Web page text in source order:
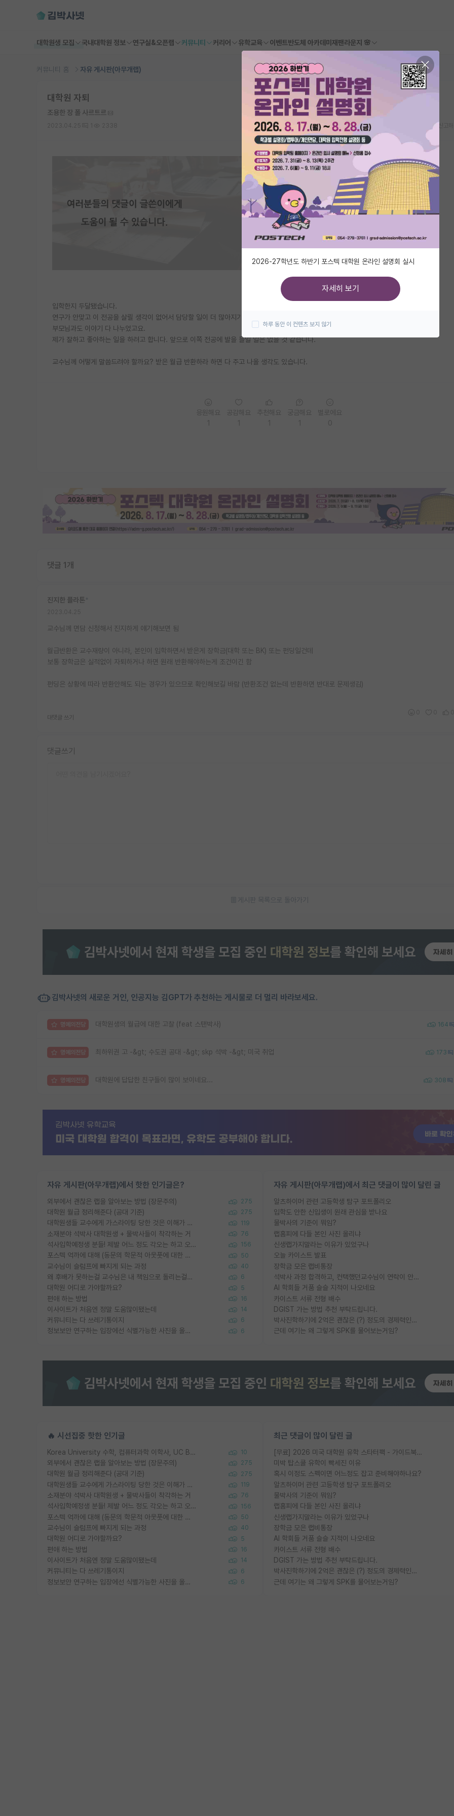
대학원생 모집 국내대학원 정보 연구실&오픈랩 커뮤니티 커리어 유학교육 이벤트반도체 아카데미 재팬라운지 🌸
커뮤니티 홈 자유 게시판(아무개랩)
대학원 자퇴
조용한 장 폴 사르트르
입학한지 두달됐습니다.
연구가 안맞고 이 전공을 살릴 생각이 없어서 담당할 일이 더 많아지기 전에 자퇴하려고 합니다.
부모님과도 이야기 다 나누었고요.
제가 잘하고 좋아하는 일을 하려고 합니다. 앞으로 이쪽 전공에 발을 들일 일은 없을 것 같습니다.
교수님께 어떻게 말씀드려야 할까요? 받은 월급 반환하라 하면 다 주고 나올 생각도 있습니다.
댓글 1개
진지한 플라톤
교수님께 면담 신청해서 진지하게 얘기해보면 됨
월급반환은 교수재량이 아니라, 본인이 입학하면서 받은게 장학금(대학 또는 BK) 또는 펀딩일건데
보통 장학금은 실적없이 자퇴하거나 하면 원래 반환해야하는게 조건이긴 함
펀딩은 상황에 따라 반환안해도 되는 경우가 있으므로 확인해보길 바람 (반환조건 없는데 반환하면 반대로 문제생김)
대댓글 쓰기
댓글쓰기
게시판 목록으로 돌아가기
김박사넷의 새로운 거인, 인공지능 김GPT가 추천하는 게시물로 더 멀리 바라보세요.
명예의전당 대학원생의 월급에 대한 고찰 (feat 스탠박사) 164
명예의전당 최하위권 고 -&gt; 수도권 공대 -&gt; skp 석박 -&gt; 미국 취업 173
명예의전당 대학원에 답답한 친구들이 많이 보이네요... 308
자유 게시판(아무개랩)에서 핫한 인기글은?
외부에서 괜찮은 랩을 알아보는 방법 (장문주의) 275
대학원 월급 정리해준다 (공대 기준) 275
대학원생들 교수에게 가스라이팅 당한 것은 이해가 갑니다. 안타깝네요. 119
소재분야 석박사 대학원생 + 물박사들이 착각하는 거 76
석사입학예정생 분들! 제발 어느 정도 각오는 하고 오세요. 156
포스텍 억까에 대해 (동문의 학문적 아웃풋에 대한 반박) 50
교수님이 슬럼프에 빠지게 되는 과정 40
왜 후배가 못하는걸 교수님은 내 책임으로 돌리는걸까요? 6
대학원 어디로 가야할까요? 5
편애 하는 방법 16
이사이트가 처음엔 정말 도움많이됐는데 14
커뮤니티는 다 쓰레기통이지 6
정보보안 연구하는 입장에선 식별가능한 사진을 올리는건 비추이긴함 6
자유 게시판(아무개랩)에서 최근 댓글이 많이 달린 글
알츠하이머 관련 고등학생 탐구 포트폴리오
입학도 안한 신입생이 원래 관심을 받나요
물박사의 기준이 뭐임?
랩홈피에 다들 본인 사진 올리냐
신생랩가지말라는 이유가 있었구나
오늘 카이스트 발표
장학금 모은 랩비통장
석박사 과정 합격하고, 컨택했던교수님이 연락이 안됩니다...
AI 학회들 거품 슬슬 지적이 나오네요
카이스트 서류 전형 배수
DGIST 가는 방법 추천 부탁드립니다.
박사진학하기에 2억은 괜찮은 (?) 정도의 경제력인가요
근데 여기는 왜 그렇게 SPK를 물어보는거임?
🔥 시선집중 핫한 인기글
Korea University 수학, 컴퓨터과학 이학사, UC Berkeley 산업공학 대학원 공학박사가 되는 것은 쉽지 않겠죠? 10
외부에서 괜찮은 랩을 알아보는 방법 (장문주의) 275
대학원 월급 정리해준다 (공대 기준) 275
대학원생들 교수에게 가스라이팅 당한 것은 이해가 갑니다. 안타깝네요. 119
소재분야 석박사 대학원생 + 물박사들이 착각하는 거 76
석사입학예정생 분들! 제발 어느 정도 각오는 하고 오세요. 156
포스텍 억까에 대해 (동문의 학문적 아웃풋에 대한 반박) 50
교수님이 슬럼프에 빠지게 되는 과정 40
대학원 어디로 가야할까요? 5
편애 하는 방법 16
이사이트가 처음엔 정말 도움많이됐는데 14
커뮤니티는 다 쓰레기통이지 6
정보보안 연구하는 입장에선 식별가능한 사진을 올리는건 비추이긴함 6
최근 댓글이 많이 달린 글
[무료] 2026 미국 대학원 유학 스타터팩 - 가이드북 & 합격자 컨택메일 템플릿
미박 탑스쿨 유학이 빡세진 이유
혹시 이정도 스펙이면 어느정도 잡고 준비해야하나요?
알츠하이머 관련 고등학생 탐구 포트폴리오
물박사의 기준이 뭐임?
랩홈피에 다들 본인 사진 올리냐
신생랩가지말라는 이유가 있었구나
장학금 모은 랩비통장
AI 학회들 거품 슬슬 지적이 나오네요
카이스트 서류 전형 배수
DGIST 가는 방법 추천 부탁드립니다.
박사진학하기에 2억은 괜찮은 (?) 정도의 경제력인가요
근데 여기는 왜 그렇게 SPK를 물어보는거임?
2026-27학년도 하반기 포스텍 대학원 온라인 설명회 실시
자세히 보기
하루 동안 이 컨텐츠 보지 않기